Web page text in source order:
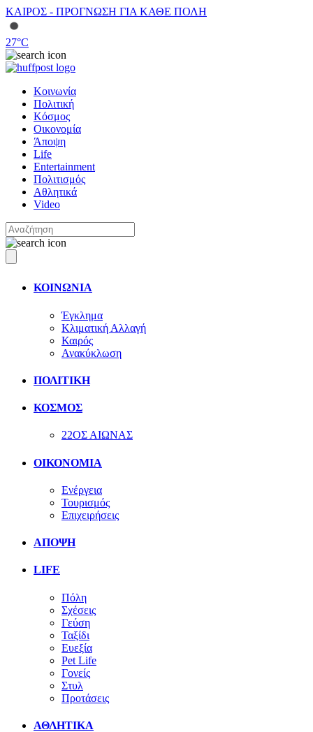
ΚΑΙΡΟΣ - ΠΡΟΓΝΩΣΗ ΓΙΑ ΚΑΘΕ ΠΟΛΗ
27°C
Κοινωνία
Πολιτική
Κόσμος
Οικονομία
Άποψη
Life
Entertainment
Πολιτισμός
Αθλητικά
Video
ΚΟΙΝΩΝΙΑ
Έγκλημα
Κλιματική Αλλαγή
Καιρός
Ανακύκλωση
ΠΟΛΙΤΙΚΗ
ΚΟΣΜΟΣ
22ΟΣ ΑΙΩΝΑΣ
ΟΙΚΟΝΟΜΙΑ
Ενέργεια
Τουρισμός
Επιχειρήσεις
ΑΠΟΨΗ
LIFE
Πόλη
Σχέσεις
Γεύση
Ταξίδι
Ευεξία
Pet Life
Γονείς
Στυλ
Προτάσεις
ΑΘΛΗΤΙΚΑ